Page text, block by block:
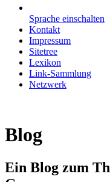
Sprache einschalten
Kontakt
Impressum
Sitetree
Lexikon
Link-Sammlung
Netzwerk
Blog
Ein Blog zum